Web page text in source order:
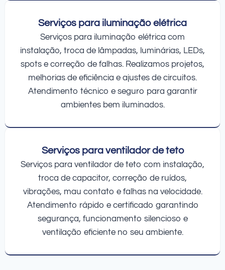
Serviços para iluminação elétrica
Serviços para iluminação elétrica com
instalação, troca de lâmpadas, luminárias, LEDs,
spots e correção de falhas. Realizamos projetos,
melhorias de eficiência e ajustes de circuitos.
Atendimento técnico e seguro para garantir
ambientes bem iluminados.
Serviços para ventilador de teto
Serviços para ventilador de teto com instalação,
troca de capacitor, correção de ruídos,
vibrações, mau contato e falhas na velocidade.
Atendimento rápido e certificado garantindo
segurança, funcionamento silencioso e
ventilação eficiente no seu ambiente.